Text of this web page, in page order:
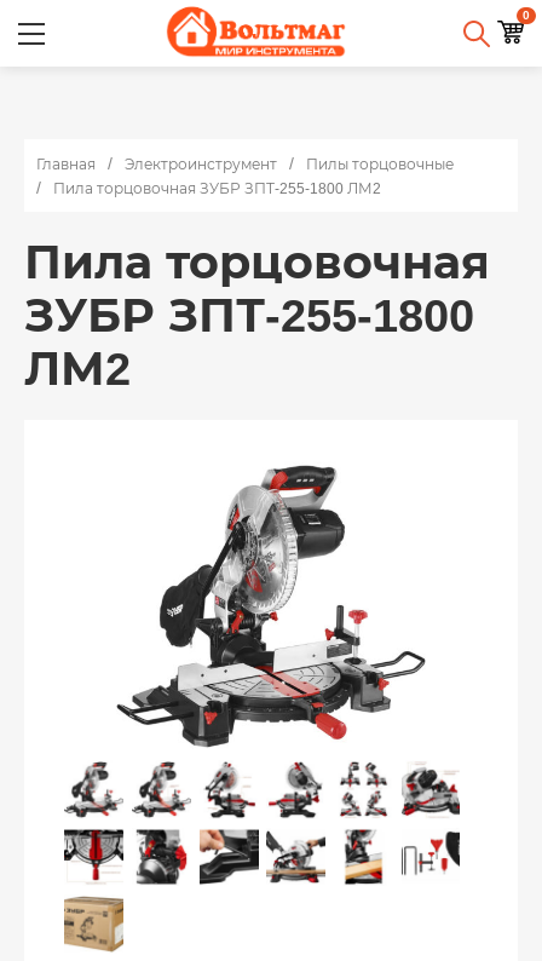
0
Главная Электроинструмент
Пилы торцовочные
Пила торцовочная ЗУБР ЗПТ-255-1800 ЛМ2
Пила торцовочная
ЗУБР ЗПТ-255-1800
ЛМ2